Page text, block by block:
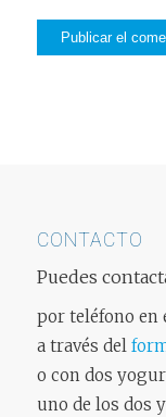
CONTACTO
Puedes
por teléfono en
a través del
o con dos
uno de los dos